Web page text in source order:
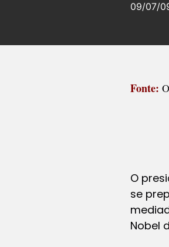
09/07/
Fonte:
O
se
Nobel